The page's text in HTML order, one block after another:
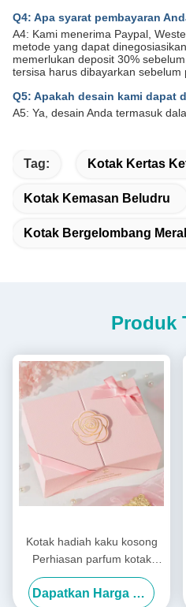
Q4: Apa syarat pembayaran
A4: Kami menerima Paypal,
metode yang dapat
memerlukan deposit 30%
tersisa harus dibayarkan sebelum
Q5: Apakah desain kami dapat
A5: Ya, desain Anda termasuk
Tag: Kotak Kertas
Kotak Kemasan Beludru
Kotak Bergelombang
Produk
Kotak hadiah kaku kosong
Perhiasan parfum kotak
hadiah mewah logo khusus
Dapatkan Harga Terbaik